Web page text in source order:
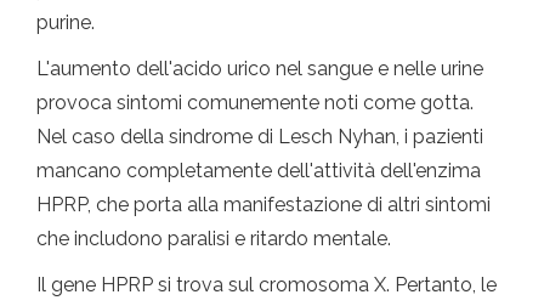
purine.
L'aumento dell'acido urico nel sangue e nelle urine
provoca sintomi comunemente noti come gotta.
Nel caso della sindrome di Lesch Nyhan, i pazienti
mancano completamente dell'attività dell'enzima
HPRP, che porta alla manifestazione di altri sintomi
che includono paralisi e ritardo mentale.
Il gene HPRP si trova sul cromosoma X. Pertanto, le